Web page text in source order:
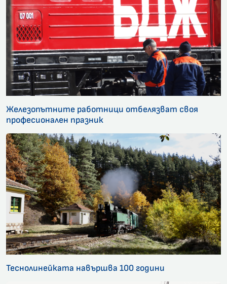
Железопътните работници отбелязват своя
професионален празник
Теснолинейката навършва 100 години